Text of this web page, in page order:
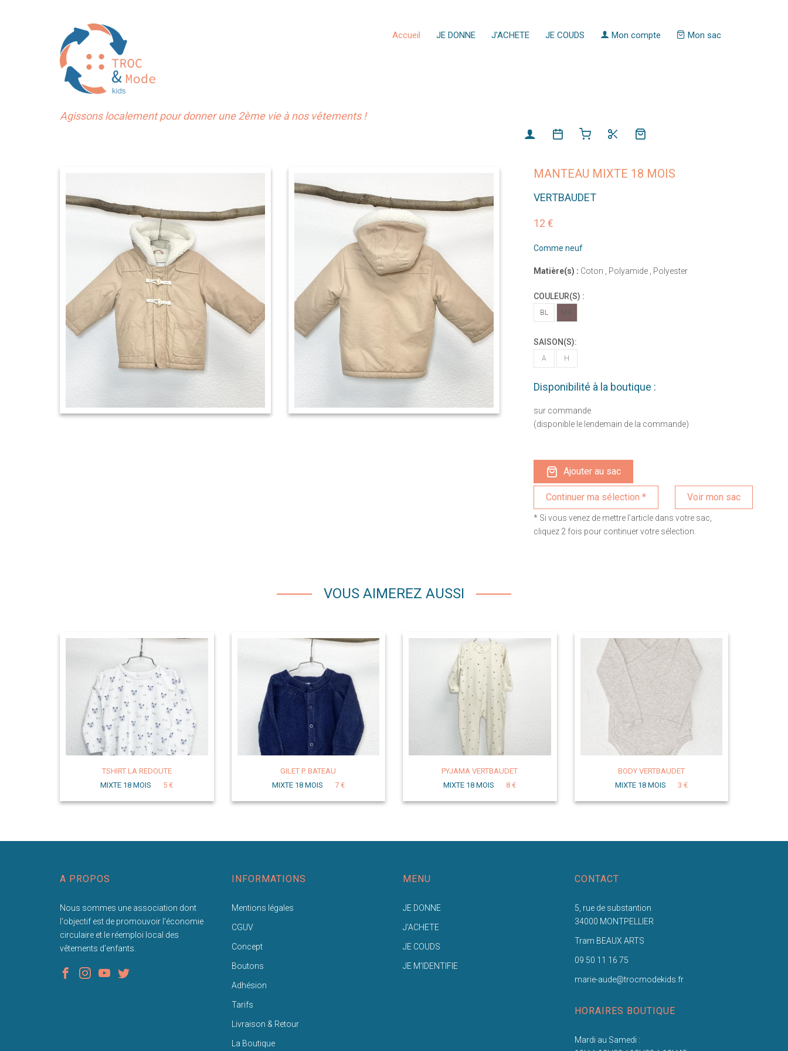
Accueil JE DONNE J'ACHETE JE COUDS Mon compte Mon sac
Agissons localement pour donner une 2ème vie à nos vêtements !
MANTEAU MIXTE 18 MOIS
VERTBAUDET
12 €
Comme neuf
Matière(s) : Coton , Polyamide , Polyester
COULEUR(S) :
BL MA
SAISON(S):
A H
Disponibilité à la boutique :
sur commande
(disponible le lendemain de la commande)
Ajouter au sac
Voir mon sac
* Si vous venez de mettre l'article dans votre sac,
cliquez 2 fois pour continuer votre sélection.
VOUS AIMEREZ AUSSI
TSHIRT LA REDOUTE
MIXTE 18 MOIS
5 €
GILET P. BATEAU
MIXTE 18 MOIS
7 €
PYJAMA VERTBAUDET
MIXTE 18 MOIS
8 €
BODY VERTBAUDET
MIXTE 18 MOIS
3 €
A PROPOS
Nous sommes une association dont
l'objectif est de promouvoir l'économie
circulaire et le réemploi local des
vêtements d'enfants.
INFORMATIONS
Mentions légales
CGUV
Concept
Boutons
Adhésion
Tarifs
Livraison & Retour
La Boutique
MENU
JE DONNE
J'ACHETE
JE COUDS
JE M'IDENTIFIE
CONTACT
5, rue de substantion
34000 MONTPELLIER
Tram BEAUX ARTS
09 50 11 16 75
marie-aude@trocmodekids.fr
HORAIRES BOUTIQUE
Mardi au Samedi :